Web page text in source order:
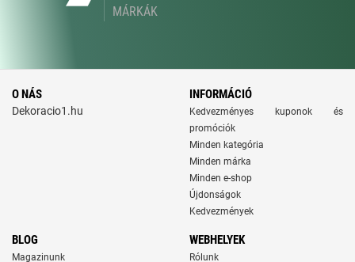
MÁRKÁK
O NÁS
Dekoracio1.hu
INFORMÁCIÓ
Kedvezményes kuponok és
promóciók
Minden kategória
Minden márka
Minden e-shop
Újdonságok
Kedvezmények
BLOG
Magazinunk
WEBHELYEK
Rólunk